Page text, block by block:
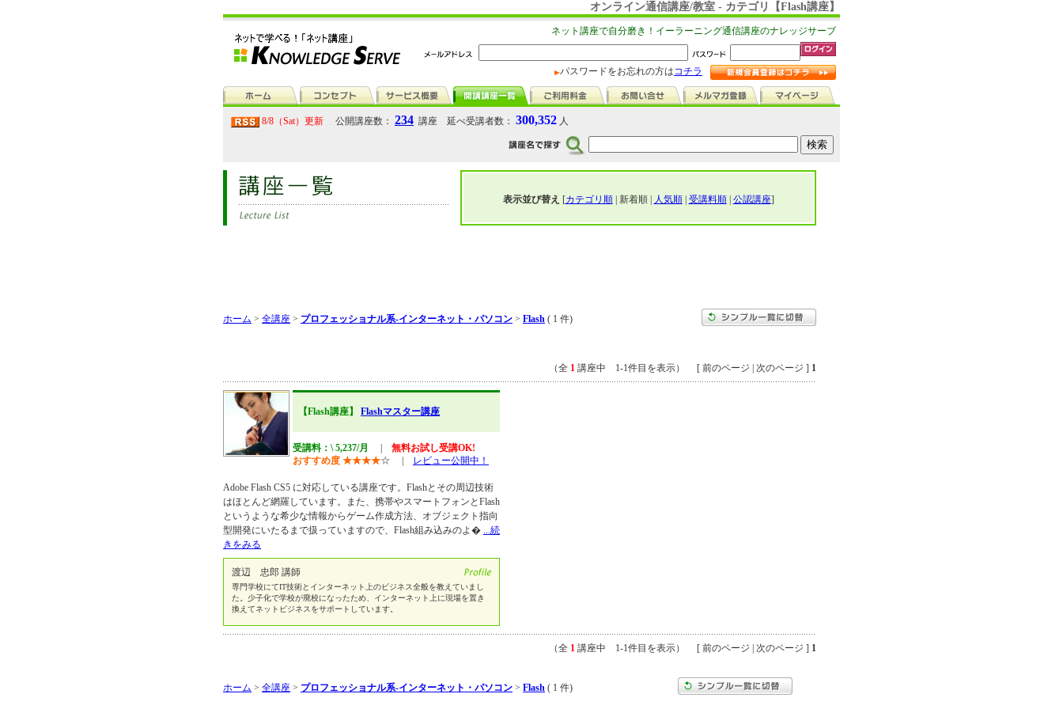
オンライン通信講座/教室 - カテゴリ【Flash講座】
ネット講座で自分磨き！イーラーニング通信講座のナレッジサーブ
パスワードをお忘れの方はコチラ
8/8（Sat）更新 公開講座数： 234 講座 延べ受講者数： 300,352 人
表示並び替え [カテゴリ順| 新着順 | 人気順| 受講料順| 公認講座]
ホーム > 全講座 > プロフェッショナル系-インターネット・パソコン > Flash ( 1 件)
（全 1 講座中 1-1件目を表示） [ 前のページ | 次のページ ] 1
【Flash講座】 Flashマスター講座
受講料：\ 5,237/月
無料お試し受講OK!
おすすめ度 ★★★★☆ レビュー公開中！
Adobe Flash CS5 に対応している講座です。Flashとその周辺技術
はほとんど網羅しています。また、携帯やスマートフォンとFlash
というような希少な情報からゲーム作成方法、オブジェクト指向
型開発にいたるまで扱っていますので、Flash組み込みのよ� ...続
きをみる
渡辺 忠郎 講師
専門学校にてIT技術とインターネット上のビジネス全般を教えていまし
た。少子化で学校が廃校になったため、インターネット上に現場を置き
換えてネットビジネスをサポートしています。
（全 1 講座中 1-1件目を表示） [ 前のページ | 次のページ ] 1
ホーム > 全講座 > プロフェッショナル系-インターネット・パソコン > Flash ( 1 件)